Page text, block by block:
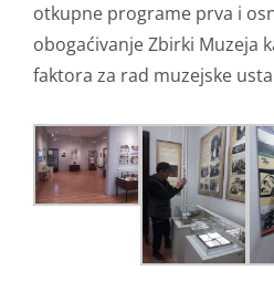
otkupne programe prva i
obogaćivanje Zbirki Muzeja
faktora za rad muzejske